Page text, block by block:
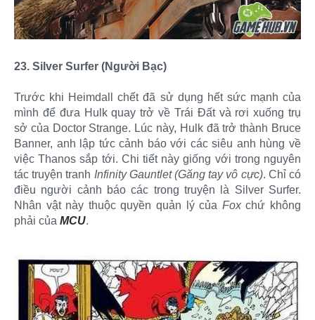
23. Silver Surfer (Người Bạc)
Trước khi Heimdall chết đã sử dụng hết sức mạnh của
mình để đưa Hulk quay trở về Trái Đất và rơi xuống trụ
sở của Doctor Strange. Lúc này, Hulk đã trở thành Bruce
Banner, anh lập tức cảnh báo với các siêu anh hùng về
việc Thanos sắp tới. Chi tiết này giống với trong nguyên
tác truyện tranh Infinity Gauntlet (Găng tay vô cực). Chỉ có
điều người cảnh báo các trong truyện là Silver Surfer.
Nhân vật này thuộc quyền quản lý của Foxchứ không
phải của MCU.